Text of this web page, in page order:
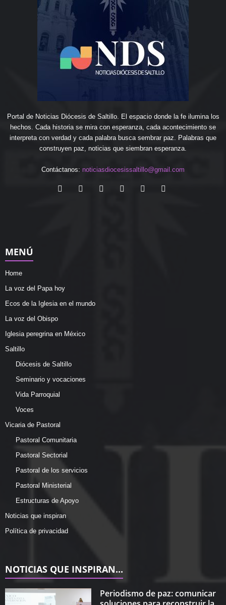
Portal de Noticias Diócesis de Saltillo. El espacio donde la fe ilumina los
hechos. Cada historia se mira con esperanza, cada acontecimiento se
interpreta con verdad y cada palabra busca sembrar paz. Palabras que
construyen paz, noticias que siembran esperanza.
Contáctanos: noticiasdiocesissaltillo@gmail.com
MENÚ
Home
La voz del Papa hoy
Ecos de la Iglesia en el mundo
La voz del Obispo
Iglesia peregrina en México
Saltillo
Diócesis de Saltillo
Seminario y vocaciones
Vida Parroquial
Voces
Vicaria de Pastoral
Pastoral Comunitaria
Pastoral Sectorial
Pastoral de los servicios
Pastoral Ministerial
Estructuras de Apoyo
Noticias que inspiran
Política de privacidad
NOTICIAS QUE INSPIRAN...
Periodismo de paz: comunicar